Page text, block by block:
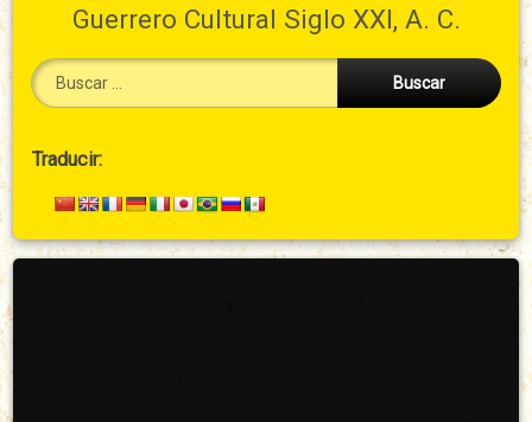
Guerrero Cultural Siglo XXI, A. C.
Cabecera
Secundario
Traducir:
Arriba